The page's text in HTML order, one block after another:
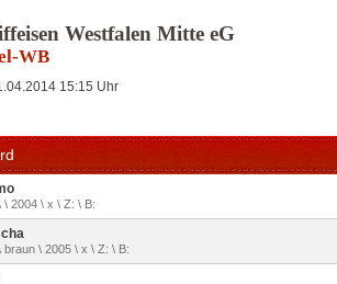
Westfalen Mitte eG
WB
15:15 Uhr
\ 2004 \ x \ Z: \ B:
braun \ 2005 \ x \ Z: \ B: